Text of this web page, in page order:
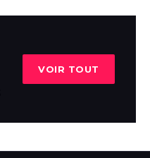
VOIR TOUT